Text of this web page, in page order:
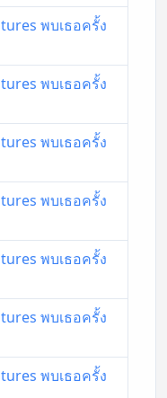
พบเธอครั้ง
พบเธอครั้ง
พบเธอครั้ง
พบเธอครั้ง
พบเธอครั้ง
พบเธอครั้ง
พบเธอครั้ง